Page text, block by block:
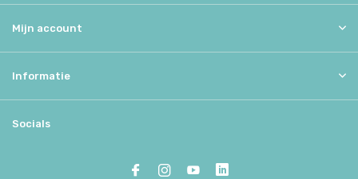
Mijn account
Informatie
Socials